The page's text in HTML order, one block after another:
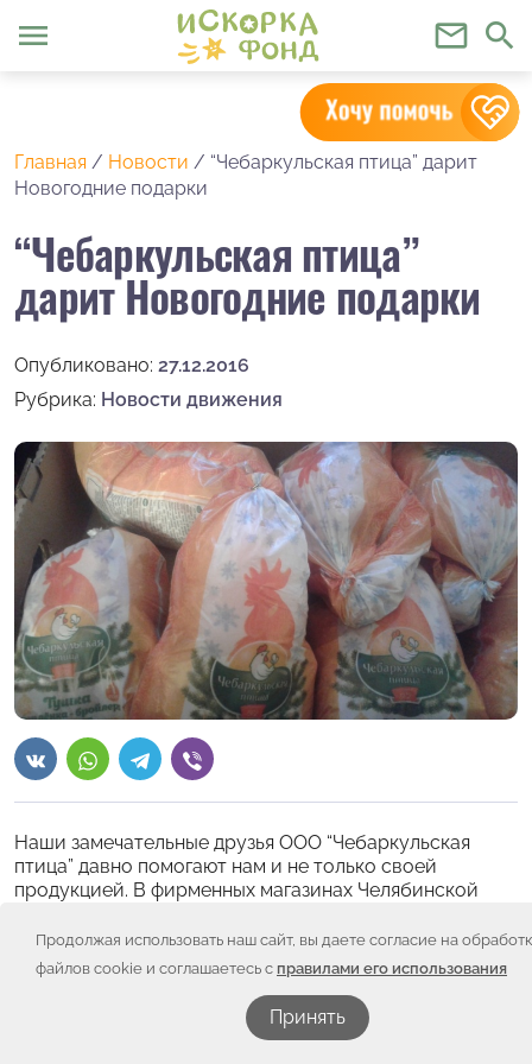
Продолжая использовать наш сайт, вы даете согласие на
файлов cookie и соглашаетесь с правилами его использования
Принять
menu mail_outline search
Главная / Новости / “Чебаркульская птица” дарит
Новогодние подарки
“Чебаркульская птица”
дарит Новогодние подарки
Опубликовано: 27.12.2016
Рубрика: Новости движения
Наши замечательные друзья ООО “Чебаркульская
птица” давно помогают нам и не только своей
продукцией. В фирменных магазинах Челябинской
фонда “Искорка”. Спасибо за возможность вовлекать
в благотворительность южноуральцев! Это большая
В канун Нового года ООО “Чебаркульская птица”